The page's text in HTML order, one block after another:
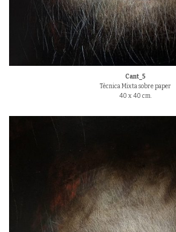
Cant_5
Tècnica Mixta sobre paper
40 x 40 cm.